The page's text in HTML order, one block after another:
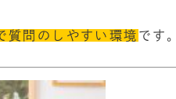
質問のしやすい環境 です。